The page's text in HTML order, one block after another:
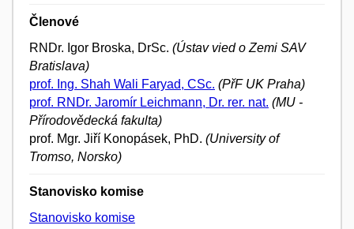
Členové
RNDr. Igor Broska, DrSc. (Ústav vied o Zemi SAV
Bratislava)
prof. Ing. Shah Wali Faryad, CSc. (PřF UK Praha)
prof. RNDr. Jaromír Leichmann, Dr. rer. nat. (MU -
Přírodovědecká fakulta)
prof. Mgr. Jiří Konopásek, PhD. (University of
Tromso, Norsko)
Stanovisko komise
Stanovisko komise